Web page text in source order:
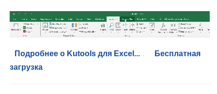
Подробнее о Kutools для Excel...
Бесплатная
загрузка